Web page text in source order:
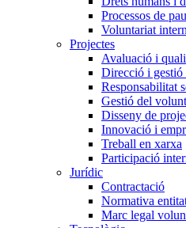
Processos de pau
Voluntariat
Projectes
Avaluació i
Direcció i
Responsabilitat
Gestió del
Disseny de
Innovació i
Treball en xarxa
Participació
Jurídic
Contractació
Normativa
Marc legal